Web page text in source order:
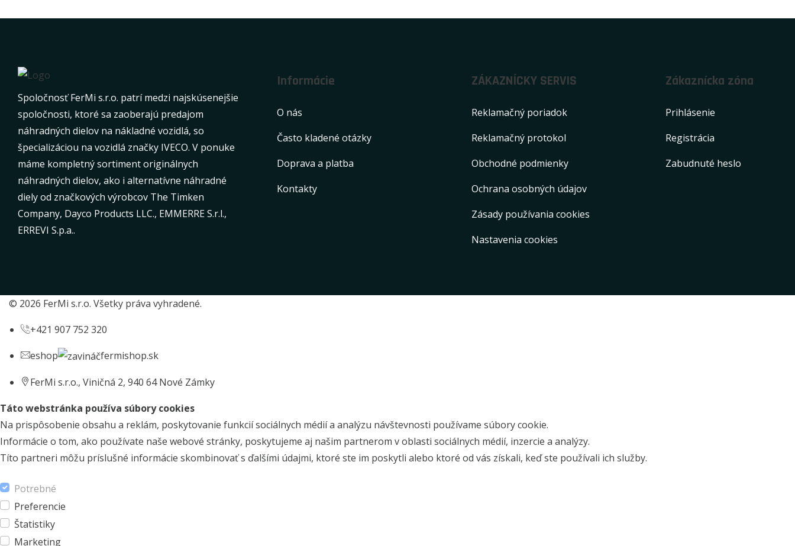
Spoločnosť FerMi s.r.o. patrí medzi najskúsenejšie
spoločnosti, ktoré sa zaoberajú predajom
náhradných dielov na nákladné vozidlá, so
špecializáciou na vozidlá značky IVECO. V ponuke
máme kompletný sortiment originálnych
náhradných dielov, ako i alternatívne náhradné
diely od značkových výrobcov The Timken
Company, Dayco Products LLC., EMMERRE S.r.l.,
ERREVI S.p.a..
Informácie
O nás
Často kladené otázky
Doprava a platba
Kontakty
ZÁKAZNÍCKY SERVIS
Reklamačný poriadok
Reklamačný protokol
Obchodné podmienky
Ochrana osobných údajov
Zásady používania cookies
Nastavenia cookies
Zákaznícka zóna
Prihlásenie
Registrácia
Zabudnuté heslo
© 2026 FerMi s.r.o. Všetky práva vyhradené.
+421 907 752 320
eshop
fermishop.sk
FerMi s.r.o., Viničná 2, 940 64 Nové Zámky
Táto webstránka používa súbory cookies
Na prispôsobenie obsahu a reklám, poskytovanie funkcií sociálnych médií a analýzu návštevnosti používame súbory cookie.
Informácie o tom, ako používate naše webové stránky, poskytujeme aj našim partnerom v oblasti sociálnych médií, inzercie a analýzy.
Títo partneri môžu príslušné informácie skombinovať s ďalšími údajmi, ktoré ste im poskytli alebo ktoré od vás získali, keď ste používali ich služby.
Potrebné
Preferencie
Štatistiky
Marketing